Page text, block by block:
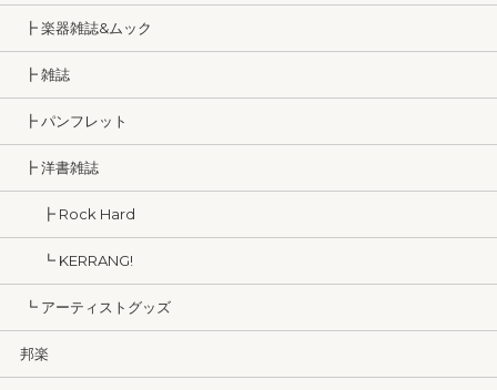
┣ 楽器雑誌&ムック
┣ 雑誌
┣ パンフレット
┣ 洋書雑誌
┣ Rock Hard
┗ KERRANG!
┗ アーティストグッズ
邦楽